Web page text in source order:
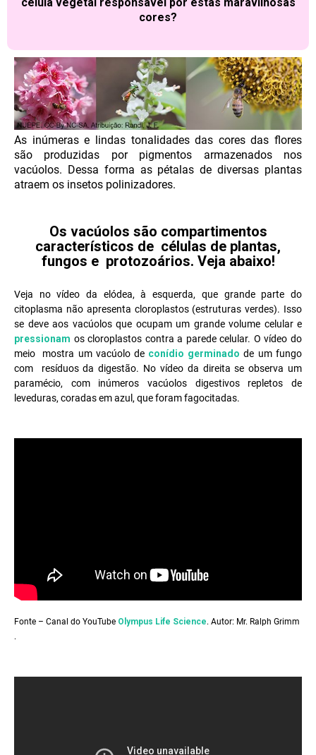
cores?
As inúmeras e lindas tonalidades das cores das flores
são produzidas por pigmentos armazenados nos
vacúolos. Dessa forma as pétalas de diversas plantas
atraem os insetos polinizadores.
Os vacúolos são compartimentos
característicos de células de plantas,
fungos e protozoários. Veja abaixo!
Veja no vídeo da elódea, à esquerda, que grande parte do
citoplasma não apresenta cloroplastos (estruturas verdes). Isso
se deve aos vacúolos que ocupam um grande volume celular e
pressionam os cloroplastos contra a parede celular. O vídeo do
meio mostra um vacúolo de conídio germinado de um fungo
com resíduos da digestão. No vídeo da direita se observa um
paramécio, com inúmeros vacúolos digestivos repletos de
leveduras, coradas em azul, que foram fagocitadas.
Fonte – Canal do YouTube Olympus Life Science. Autor: Mr. Ralph Grimm
.